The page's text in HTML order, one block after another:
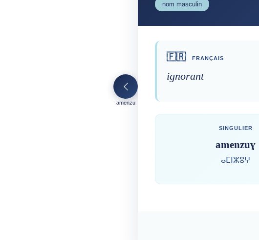
amenzu
nom masculin
🇫🇷 FRANÇAIS
ignorant
SINGULIER
amenzuɣ
ⴰⵎⵏⵣⵓⵖ